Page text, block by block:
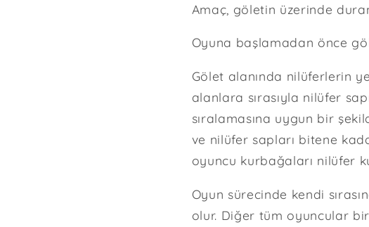
Amaç, göletin üzerinde
Oyuna başlamadan önce
Gölet alanında nilüferlerin
alanlara sırasıyla nilüfer
sıralamasına uygun bir
ve nilüfer sapları bitene
oyuncu kurbağaları nilüfer
Oyun sürecinde kendi
olur. Diğer tüm oyuncular